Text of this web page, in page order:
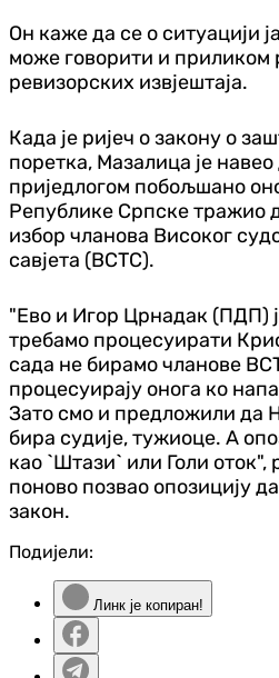
Он каже да се о ситуацији
може говорити и приликом
ревизорских извјештаја.
Када је ријеч о закону о
поретка, Мазалица је навео
приједлогом побољшано
Републике Српске тражио
избор чланова Високог
савјета (ВСТС).
"Ево и Игор Црнадак (ПДП)
требамо процесуирати
сада не бирамо чланове
процесуирају онога ко
Зато смо и предложили да
бира судије, тужиоце. А
као `Штази` или Голи оток",
поново позвао опозицију
закон.
Подијели:
Линк је копиран!